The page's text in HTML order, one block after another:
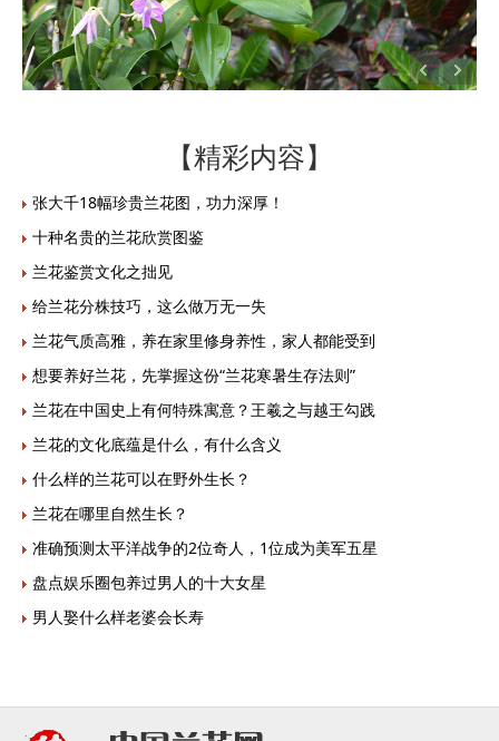
【精彩内容】
张大千18幅珍贵兰花图，功力深厚！
十种名贵的兰花欣赏图鉴
兰花鉴赏文化之拙见
给兰花分株技巧，这么做万无一失
兰花气质高雅，养在家里修身养性，家人都能受到
想要养好兰花，先掌握这份“兰花寒暑生存法则”
兰花在中国史上有何特殊寓意？王羲之与越王勾践
兰花的文化底蕴是什么，有什么含义
什么样的兰花可以在野外生长？
兰花在哪里自然生长？
准确预测太平洋战争的2位奇人，1位成为美军五星
盘点娱乐圈包养过男人的十大女星
男人娶什么样老婆会长寿